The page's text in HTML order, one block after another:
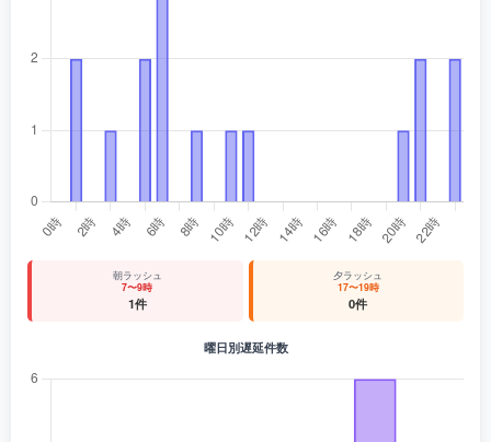
朝ラッシュ
7〜9時
1件
夕ラッシュ
17〜19時
0件
曜日別遅延件数